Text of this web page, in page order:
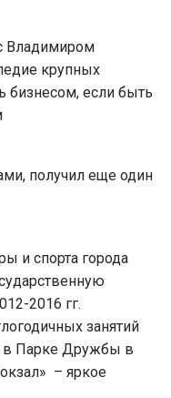
Владимиром
крупных
бизнесом, если быть
получил еще один
и спорта города
2016 гг.
занятий
в Парке Дружбы в
– яркое